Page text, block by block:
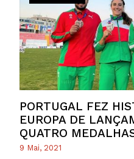
PORTUGAL FEZ
EUROPA DE
QUATRO
9 Mai, 2021